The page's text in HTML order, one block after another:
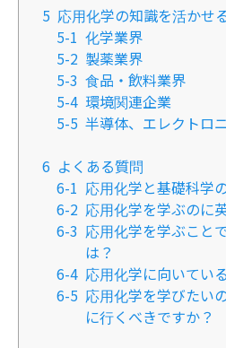
5 応用化学の知識を活かせ
5-1 化学業界
5-2 製薬業界
5-3 食品・飲料業界
5-4 環境関連企業
5-5 半導体、エレクトロ
6 よくある質問
6-1 応用化学と基礎科学
6-2 応用化学を学ぶのに
6-3 応用化学を学ぶこと
は？
6-4 応用化学に向いてい
6-5 応用化学を学びたい
に行くべきですか？